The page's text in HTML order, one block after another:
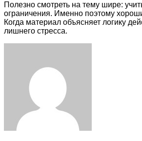
Полезно смотреть на тему шире:
ограничения. Именно поэтому
Когда материал объясняет логику
лишнего стресса.